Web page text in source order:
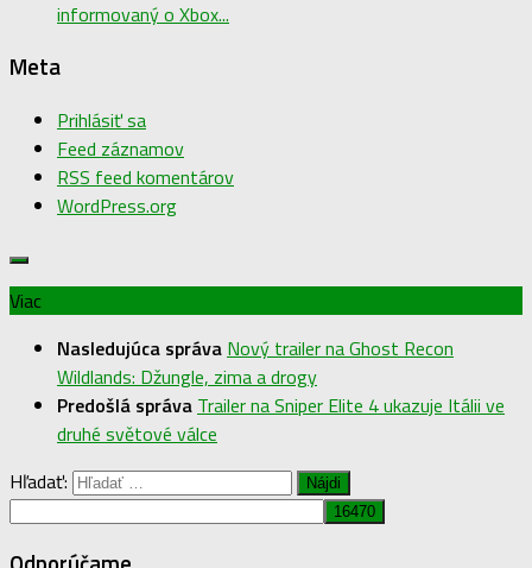
informovaný o Xbox...
Meta
Prihlásiť sa
Feed záznamov
RSS feed komentárov
WordPress.org
Viac
Nasledujúca správa Nový trailer na Ghost Recon
Wildlands: Džungle, zima a drogy
Predošlá správa Trailer na Sniper Elite 4 ukazuje Itálii ve
druhé světové válce
Hľadať: